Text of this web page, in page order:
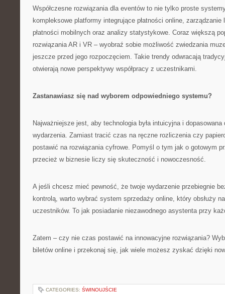
Współczesne rozwiązania dla eventów to nie tylko proste
kompleksowe platformy integrujące płatności online, zarządzanie
płatności mobilnych oraz analizy statystykowe. Coraz większą
rozwiązania AR i VR – wyobraź sobie możliwość zwiedzania
jeszcze przed jego rozpoczęciem. Takie trendy odwracają
otwierają nowe perspektywy współpracy z uczestnikami.
Zastanawiasz się nad wyborem odpowiedniego systemu?
Najważniejsze jest, aby technologia była intuicyjna i
wydarzenia. Zamiast tracić czas na ręczne rozliczenia czy
postawić na rozwiązania cyfrowe. Pomyśl o tym jak o gotowym
przecież w biznesie liczy się skuteczność i nowoczesność.
A jeśli chcesz mieć pewność, że twoje wydarzenie przebiegnie
kontrolą, warto wybrać system sprzedaży online, który obsłuży
uczestników. To jak posiadanie niezawodnego asystenta przy
Zatem – czy nie czas postawić na innowacyjne rozwiązania?
biletów online i przekonaj się, jak wiele możesz zyskać dzięki
CATEGORIES: ŚWINOUJŚCIE